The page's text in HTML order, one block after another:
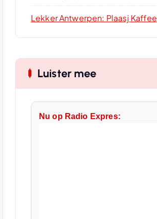
Lekker Antwerpen: Plaasj Kaffee
Luister mee
Nu op Radio Expres: